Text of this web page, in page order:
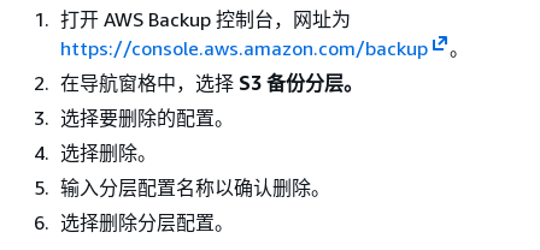
打开 AWS Backup 控制台，网址为
https://console.aws.amazon.com/backup
。
在导航窗格中，选择 S3 备份分层。
选择要删除的配置。
选择删除。
输入分层配置名称以确认删除。
选择删除分层配置。